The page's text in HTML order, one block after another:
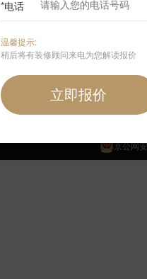
官方公众号
京公网
*电话
温馨提示:
稍后将有装修顾问来电为您解读报价